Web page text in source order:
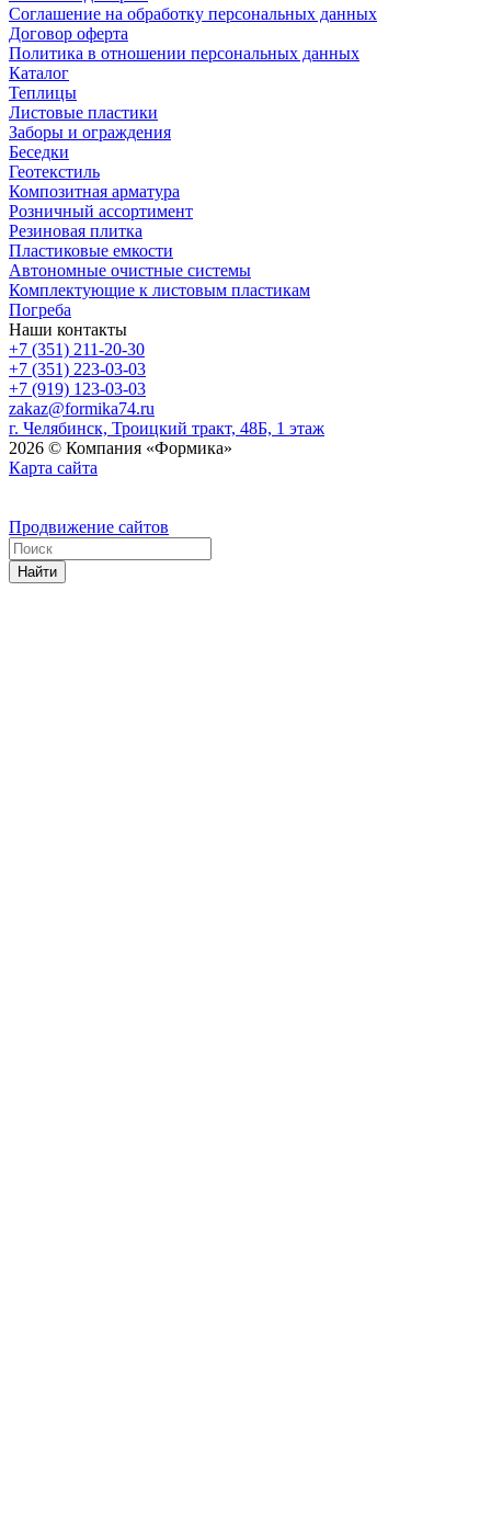
Соглашение на обработку персональных данных
Договор оферта
Политика в отношении персональных данных
Каталог
Теплицы
Листовые пластики
Заборы и ограждения
Беседки
Геотекстиль
Композитная арматура
Розничный ассортимент
Резиновая плитка
Пластиковые емкости
Автономные очистные системы
Комплектующие к листовым пластикам
Погреба
Наши контакты
+7 (351) 211-20-30
+7 (351) 223-03-03
+7 (919) 123-03-03
zakaz@formika74.ru
г. Челябинск, Троицкий тракт, 48Б, 1 этаж
2026 © Компания «Формика»
Карта сайта
Продвижение сайтов
Найти